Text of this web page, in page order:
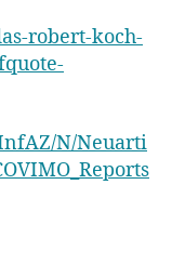
robert-koch-
N/Neuarti